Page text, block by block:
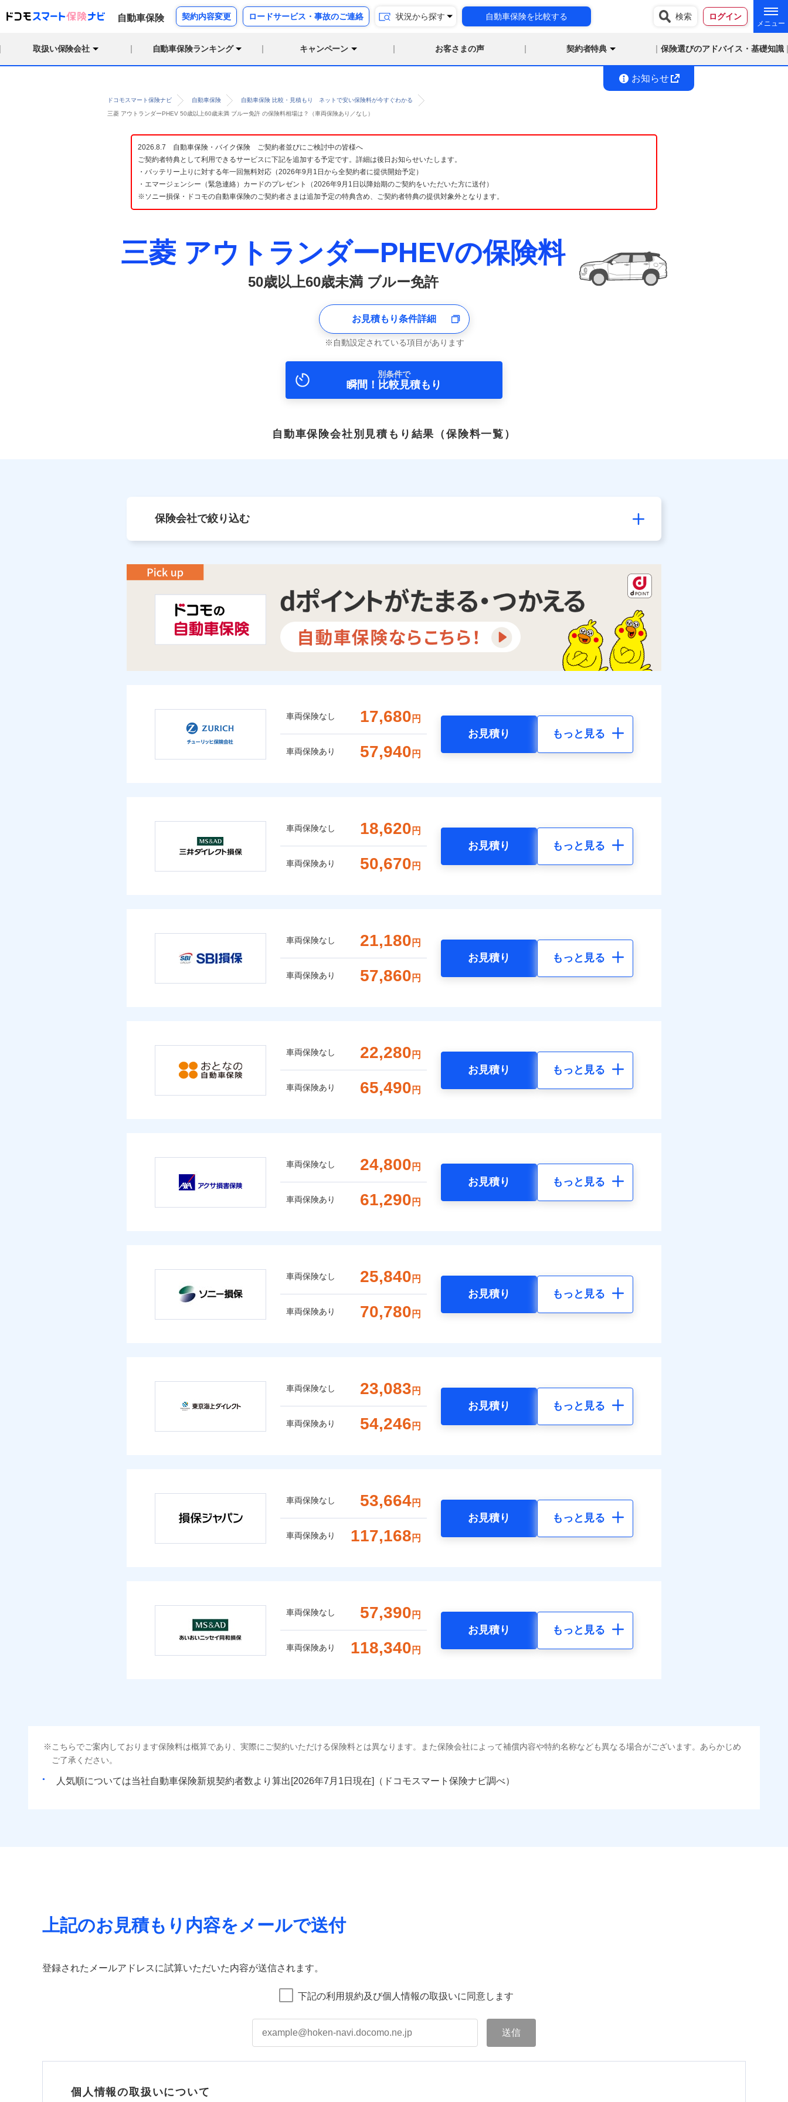
自動車保険 契約内容変更 ロードサービス・事故のご連絡 状況から探す 自動車保険を比較する 検索 ログイン
取扱い保険会社 自動車保険ランキング キャンペーン お客さまの声 契約者特典 保険選びのアドバイス・基礎知識
お知らせ
ドコモスマート保険ナビ 自動車保険 自動車保険 比較・見積もり ネットで安い保険料が今すぐわかる
三菱 アウトランダーPHEV 50歳以上60歳未満 ブルー免許 の保険料相場は？（車両保険あり／なし）
2026.8.7 自動車保険・バイク保険 ご契約者並びにご検討中の皆様へ
ご契約者特典として利用できるサービスに下記を追加する予定です。詳細は後日お知らせいたします。
・バッテリー上りに対する年一回無料対応（2026年9月1日から全契約者に提供開始予定）
・エマージェンシー（緊急連絡）カードのプレゼント（2026年9月1日以降始期のご契約をいただいた方に送付）
※ソニー損保・ドコモの自動車保険のご契約者さまは追加予定の特典含め、ご契約者特典の提供対象外となります。
三菱 アウトランダーPHEVの保険料
50歳以上60歳未満 ブルー免許
お見積もり条件詳細
自動設定されている項目があります
別条件で
瞬間！比較見積もり
自動車保険会社別見積もり結果 （保険料一覧）
保険会社で絞り込む
車両保険なし 17,680 円
車両保険あり 57,940 円
お見積り もっと見る
車両保険なし 18,620 円
車両保険あり 50,670 円
お見積り もっと見る
車両保険なし 21,180 円
車両保険あり 57,860 円
お見積り もっと見る
車両保険なし 22,280 円
車両保険あり 65,490 円
お見積り もっと見る
車両保険なし 24,800 円
車両保険あり 61,290 円
お見積り もっと見る
車両保険なし 25,840 円
車両保険あり 70,780 円
お見積り もっと見る
車両保険なし 23,083 円
車両保険あり 54,246 円
お見積り もっと見る
車両保険なし 53,664円
車両保険あり 117,168 円
お見積り もっと見る
車両保険なし 57,390 円
車両保険あり 118,340 円
お見積り もっと見る
こちらでご案内しております保険料は概算であり、実際にご契約いただける保険料とは異なります。また保険会社によって補償内容や特約名称なども異なる場合がございます。あらかじめ
ご了承ください。
人気順については当社 新規契約者数より算出[ 年 月 日現在]（ドコモスマート保険ナビ調べ）
上記のお見積もり内容をメールで送付
登録されたメールアドレスに試算いただいた内容が送信されます。
下記の利用規約及び個人情報の取扱いに同意します
個人情報の取扱いについて